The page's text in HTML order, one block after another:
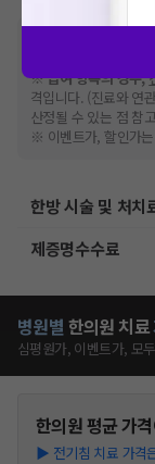
한 가격은 해당 의료
※급여 항목의 경우,
격입니다. (진료와 연
산정될 수 있는 점 참
※ 이벤트가, 할인가
한방 시술 및 처치
제증명수수료
병원별 한의원 치료
심평원가, 이벤트가, 모
한의원평균 가
▶ 전기침 치료 가격